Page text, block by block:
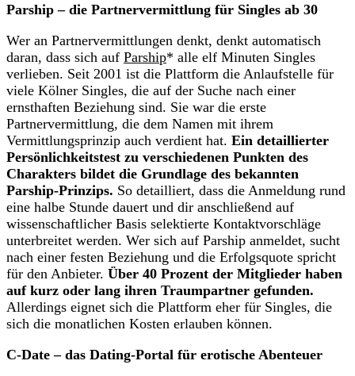
Parship – die Partnervermittlung für Singles ab 30
Wer an Partnervermittlungen denkt, denkt automatisch
daran, dass sich auf Parship* alle elf Minuten Singles
verlieben. Seit 2001 ist die Plattform die Anlaufstelle für
viele Kölner Singles, die auf der Suche nach einer
ernsthaften Beziehung sind. Sie war die erste
Partnervermittlung, die dem Namen mit ihrem
Vermittlungsprinzip auch verdient hat. Ein detaillierter
Persönlichkeitstest zu verschiedenen Punkten des
Charakters bildet die Grundlage des bekannten
Parship-Prinzips. So detailliert, dass die Anmeldung rund
eine halbe Stunde dauert und dir anschließend auf
wissenschaftlicher Basis selektierte Kontaktvorschläge
unterbreitet werden. Wer sich auf Parship anmeldet, sucht
nach einer festen Beziehung und die Erfolgsquote spricht
für den Anbieter. Über 40 Prozent der Mitglieder haben
auf kurz oder lang ihren Traumpartner gefunden.
Allerdings eignet sich die Plattform eher für Singles, die
sich die monatlichen Kosten erlauben können.
C-Date – das Dating-Portal für erotische Abenteuer